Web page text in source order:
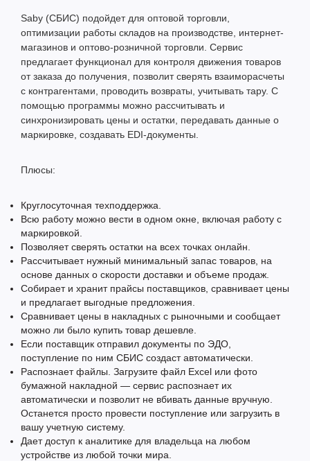
Saby (СБИС) подойдет для оптовой торговли,
оптимизации работы складов на производстве, интернет-
магазинов и оптово-розничной торговли. Сервис
предлагает функционал для контроля движения товаров
от заказа до получения, позволит сверять взаиморасчеты
с контрагентами, проводить возвраты, учитывать тару. С
помощью программы можно рассчитывать и
синхронизировать цены и остатки, передавать данные о
маркировке, создавать EDI-документы.
Плюсы:
Круглосуточная техподдержка.
Всю работу можно вести в одном окне, включая работу с
маркировкой.
Позволяет сверять остатки на всех точках онлайн.
Рассчитывает нужный минимальный запас товаров, на
основе данных о скорости доставки и объеме продаж.
Собирает и хранит прайсы поставщиков, сравнивает цены
и предлагает выгодные предложения.
Сравнивает цены в накладных с рыночными и сообщает
можно ли было купить товар дешевле.
Если поставщик отправил документы по ЭДО,
поступление по ним СБИС создаст автоматически.
Распознает файлы. Загрузите файл Excel или фото
бумажной накладной — сервис распознает их
автоматически и позволит не вбивать данные вручную.
Останется просто провести поступление или загрузить в
вашу учетную систему.
Дает доступ к аналитике для владельца на любом
устройстве из любой точки мира.